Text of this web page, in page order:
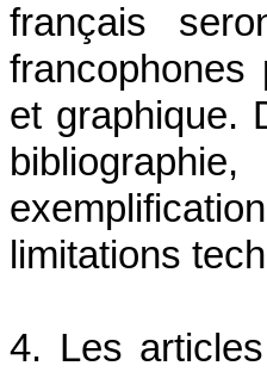
français
francophones
et graphique.
limitations
4. Les